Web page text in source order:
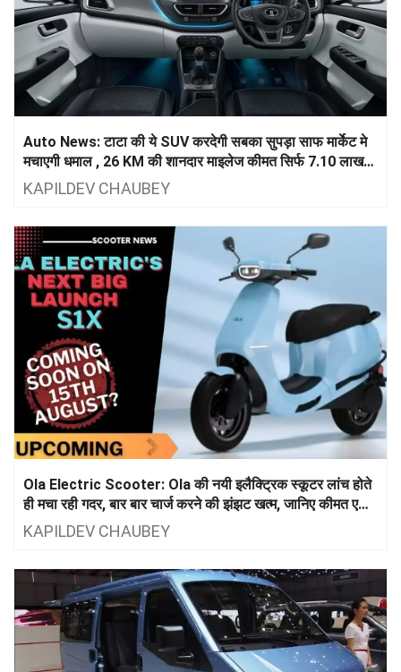
Auto News: टाटा की ये SUV करदेगी सबका सुपड़ा साफ मार्केट मे
मचाएगी धमाल , 26 KM की शानदार माइलेज कीमत सिर्फ 7.10 लाख
रुपए , लॉंच होते ही 12 सप्ताह पहुंचा वेटिंग पीरियड
KAPILDEV CHAUBEY
Ola Electric Scooter: Ola की नयी इलैक्ट्रिक स्कूटर लांच होते
ही मचा रही गदर, बार बार चार्ज करने की झंझट खत्म, जानिए कीमत एक
लाख से इतनी जायदा कम?
KAPILDEV CHAUBEY